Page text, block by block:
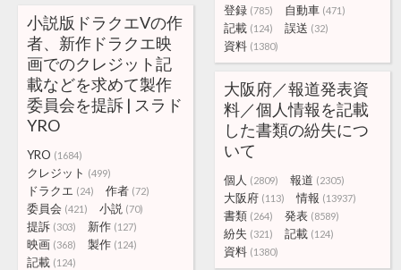
登録 (785) 自動車 (471)
記載 (124) 誤送 (32)
資料 (1380)
小説版ドラクエVの作
者、新作ドラクエ映
画でのクレジット記
載などを求めて製作
委員会を提訴 | スラド
YRO
YRO (1684)
クレジット (499)
ドラクエ (24) 作者 (72)
委員会 (421) 小説 (70)
提訴 (303) 新作 (127)
映画 (368) 製作 (124)
記載 (124)
大阪府／報道発表資
料／個人情報を記載
した書類の紛失につ
いて
個人 (2809) 報道 (2305)
大阪府 (113) 情報 (13937)
書類 (264) 発表 (8589)
紛失 (321) 記載 (124)
資料 (1380)